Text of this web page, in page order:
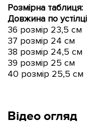
Розмірна таблиця:
Довжина по устілці
36 розмір 23,5 см
37 розмір 24 см
38 розмір 24,5 см
39 розмір 25 см
40 розмір 25,5 см
Відео огляд